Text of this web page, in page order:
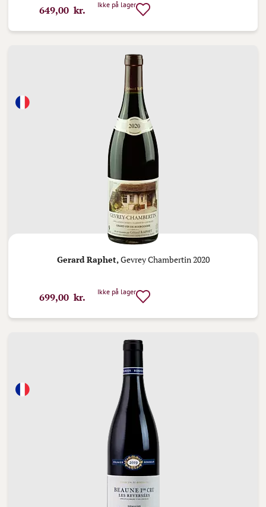
649,00 kr. Ikke på lager
Gerard Raphet, Gevrey Chambertin 2020
699,00 kr. Ikke på lager